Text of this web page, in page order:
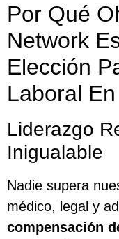
Por Qué
Network
Elección
Laboral
Liderazgo
Inigualable
Nadie supera
médico, legal y
compensación